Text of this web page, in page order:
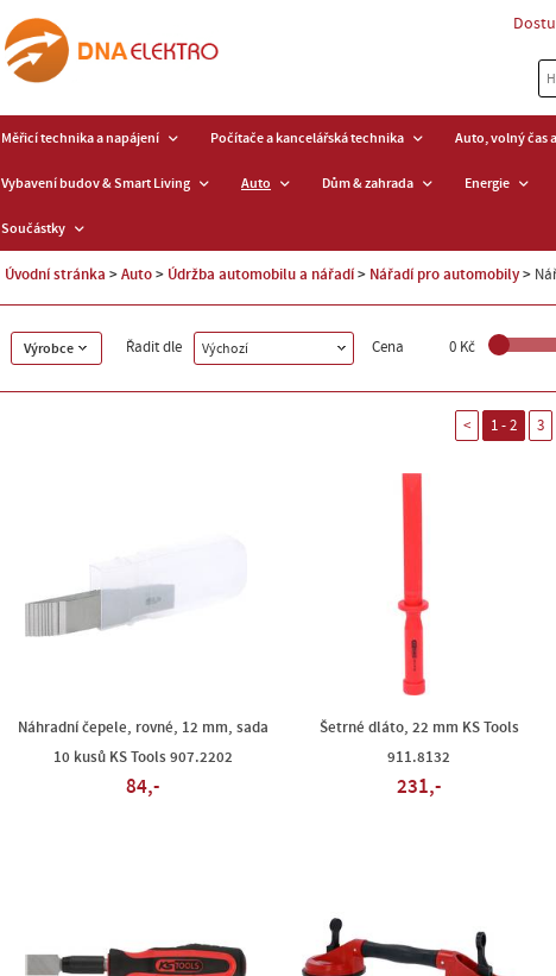
Měřicí technika a napájení Počítače a kancelářská technika Auto, volný čas
Vybavení budov & Smart Living Auto Dům & zahrada Energie
Součástky
Úvodní stránka Auto Údržba automobilu a nářadí Nářadí pro automobily
Výrobce Řadit dle Výchozí Cena 0 Kč
< 1 - 2 3
Náhradní čepele, rovné, 12 mm, sada
10 kusů KS Tools 907.2202
84,-
Šetrné dláto, 22 mm KS Tools
911.8132
231,-